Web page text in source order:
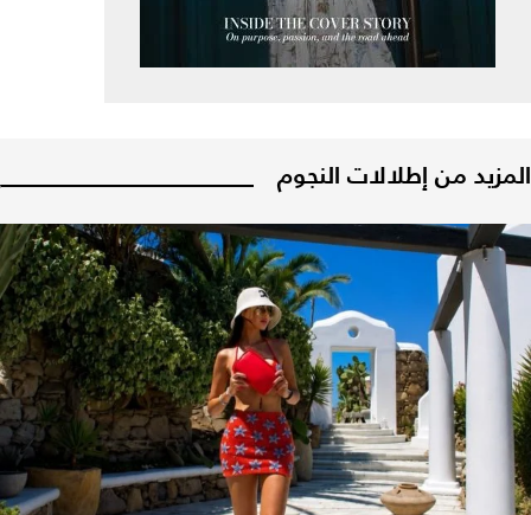
المزيد من إطلالات النجوم